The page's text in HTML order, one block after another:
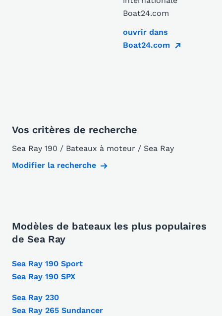
Boat24.com
ouvrir dans
Boat24.com
Vos critères de recherche
Sea Ray 190 / Bateaux à moteur / Sea Ray
Modifier la recherche
Modèles de bateaux les plus populaires
de Sea Ray
Sea Ray 190 Sport
Sea Ray 190 SPX
Sea Ray 230
Sea Ray 265 Sundancer